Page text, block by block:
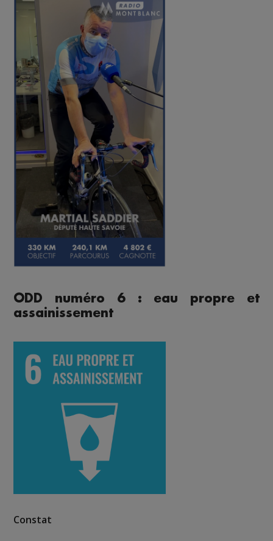
ODD numéro 6 : eau propre et
assainissement
Constat